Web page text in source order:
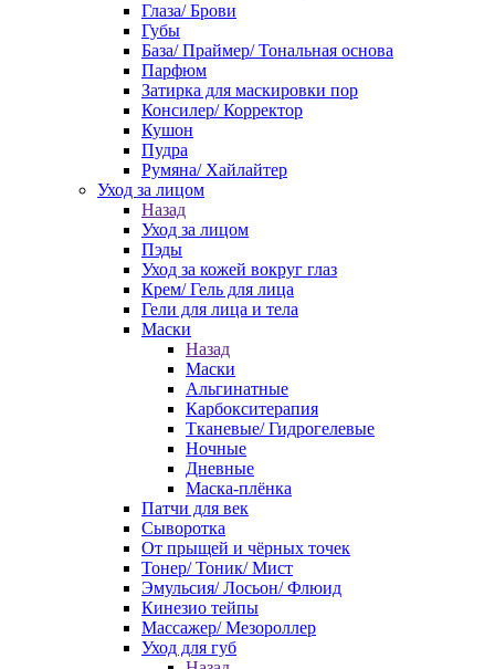
Глаза/ Брови
Губы
База/ Праймер/ Тональная основа
Парфюм
Затирка для маскировки пор
Консилер/ Корректор
Кушон
Пудра
Румяна/ Хайлайтер
Уход за лицом
Назад
Уход за лицом
Пэды
Уход за кожей вокруг глаз
Крем/ Гель для лица
Гели для лица и тела
Маски
Назад
Маски
Альгинатные
Карбокситерапия
Тканевые/ Гидрогелевые
Ночные
Дневные
Маска-плёнка
Патчи для век
Сыворотка
От прыщей и чёрных точек
Тонер/ Тоник/ Мист
Эмульсия/ Лосьон/ Флюид
Кинезио тейпы
Массажер/ Мезороллер
Уход для губ